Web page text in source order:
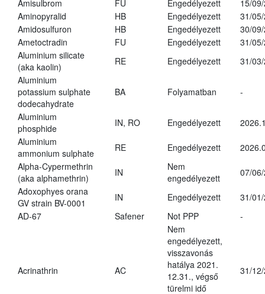
Amisulbrom
FU Engedélyezett
15/
Aminopyralid
HB Engedélyezett
31/
Amidosulfuron
HB Engedélyezett
30/
Ametoctradin
FU Engedélyezett
31/
Aluminium silicate
(aka kaolin)
RE Engedélyezett
31/
Aluminium
potassium sulphate
dodecahydrate
BA Folyamatban -
Aluminium
phosphide
IN, RO Engedélyezett
Aluminium
ammonium sulphate
RE Engedélyezett
Alpha-Cypermethrin
(aka alphamethrin)
IN
Nem
engedélyezett
07/
Adoxophyes orana
GV strain BV-0001
IN Engedélyezett
31/
AD-67
Safener Not PPP -
Acrinathrin AC
Nem
engedélyezett,
visszavonás
hatálya 2021.
12.31., végső
türelmi idő
31/